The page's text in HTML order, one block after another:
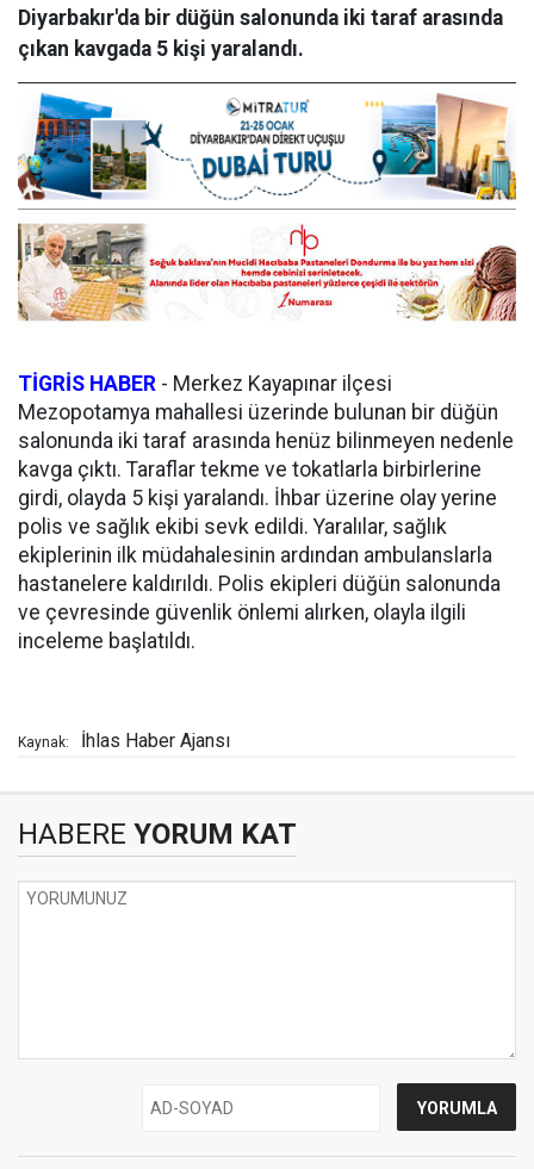
Diyarbakır'da bir düğün salonunda iki taraf arasında
çıkan kavgada 5 kişi yaralandı.
TİGRİS HABER - Merkez Kayapınar ilçesi
Mezopotamya mahallesi üzerinde bulunan bir düğün
salonunda iki taraf arasında henüz bilinmeyen nedenle
kavga çıktı. Taraflar tekme ve tokatlarla birbirlerine
girdi, olayda 5 kişi yaralandı. İhbar üzerine olay yerine
polis ve sağlık ekibi sevk edildi. Yaralılar, sağlık
ekiplerinin ilk müdahalesinin ardından ambulanslarla
hastanelere kaldırıldı. Polis ekipleri düğün salonunda
ve çevresinde güvenlik önlemi alırken, olayla ilgili
inceleme başlatıldı.
Kaynak: İhlas Haber Ajansı
HABERE YORUM KAT